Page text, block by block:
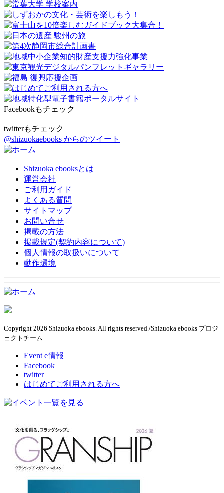
Facebookもチェック
twitterもチェック
@shizuokaebooks からのツイート
Shizuoka ebooksとは
運営会社
ご利用ガイド
よくある質問
サイトマップ
お問い合せ
掲載の方法
掲載規定(契約内容について)
個人情報の取扱いについて
動作環境
Copyright 2026 Shizuoka ebooks. All rights reserved./Shizuoka ebooks プロジ
ェクトチーム
Event e情報
Facebook
twitter
はじめてご利用される方へ